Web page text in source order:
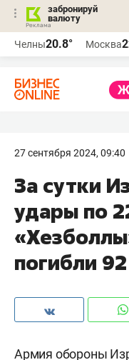
забронируй
валюту
Челны20.8° Москва
27 сентября 2024, 09:40
За сутки
удары по
погибли
Армия обороны